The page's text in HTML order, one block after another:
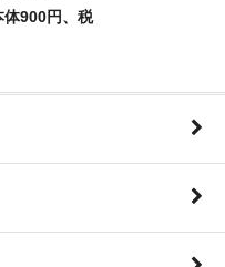
体900円、税